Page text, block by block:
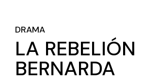
DRAMA
LA REBELIÓN
BERNARDA